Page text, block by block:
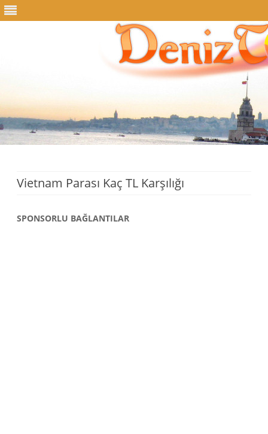
Vietnam Parası Kaç TL Karşılığı
SPONSORLU BAĞLANTILAR